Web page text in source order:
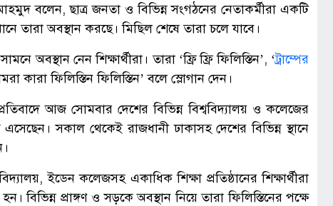
বলেন, ছাত্র জনতা ও বিভিন্ন সংগঠনের নেতাকর্মীরা একটি
তারা অবস্থান করছে। মিছিল শেষে তারা চলে যাবে।
অবস্থান নেন শিক্ষার্থীরা। তারা ‘ফ্রি ফ্রি ফিলিস্তিন’, ‘ট্রাম্পের
ফিলিস্তিন ফিলিস্তিন’ বলে স্লোগান দেন।
আজ সোমবার দেশের বিভিন্ন বিশ্ববিদ্যালয় ও কলেজের
এসেছেন। সকাল থেকেই রাজধানী ঢাকাসহ দেশের বিভিন্ন স্থানে
ইডেন কলেজসহ একাধিক শিক্ষা প্রতিষ্ঠানের শিক্ষার্থীরা
বিভিন্ন প্রাঙ্গণ ও সড়কে অবস্থান নিয়ে তারা ফিলিস্তিনের পক্ষে